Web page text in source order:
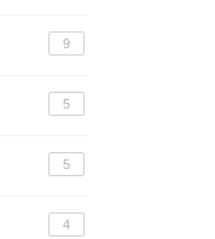
9
5
5
4